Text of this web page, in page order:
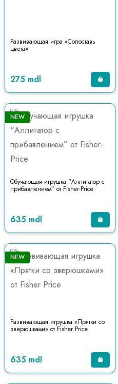
Развивающая игра «Сопоставь
цвета»
275 mdl
NEW
Обучающая игрушка “Аллигатор с
прибавлением” от Fisher-Price
635 mdl
NEW
Развивающая игрушка «Прятки со
зверюшками» от Fisher Price
635 mdl